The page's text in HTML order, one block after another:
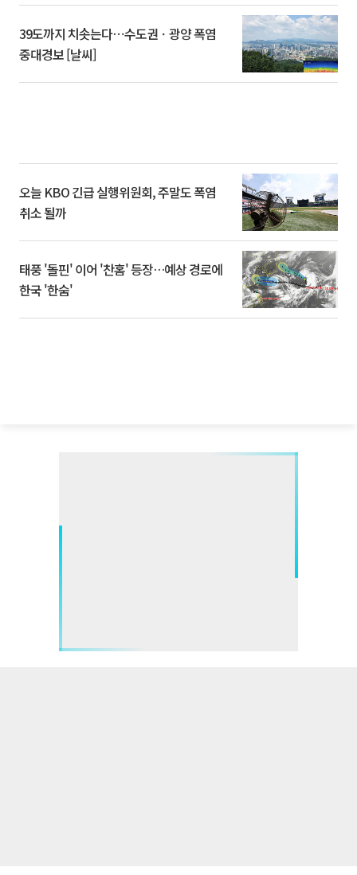
39도까지 치솟는다⋯수도권ㆍ광양 폭염
중대경보 [날씨]
오늘 KBO 긴급 실행위원회, 주말도 폭염
취소 될까
태풍 '돌핀' 이어 '찬홈' 등장…예상 경로에
한국 '한숨'